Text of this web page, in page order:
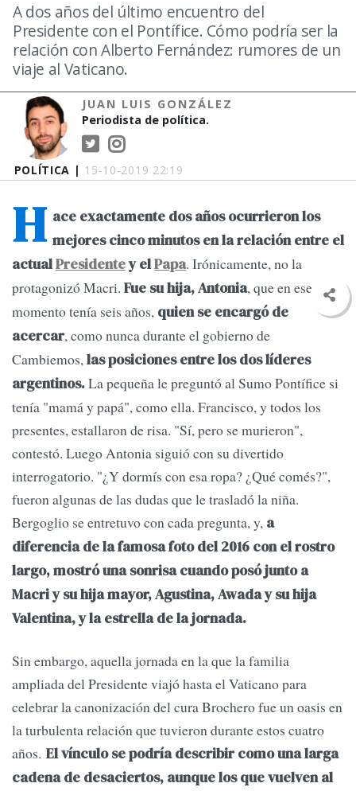
POLÍTICA | 15-10-2019 22:19
A dos años del último encuentro del
Presidente con el Pontífice. Cómo podría ser la
relación con Alberto Fernández: rumores de un
viaje al Vaticano.
JUAN LUIS GONZÁLEZ
Periodista de política.
H ace exactamente dos años ocurrieron los
mejores cinco minutos en la relación entre el
actualPresidentey elPapa. Irónicamente, no la
protagonizó Macri. Fue su hija, Antonia, que en ese
momento tenía seis años, quien se encargó de
acercar, como nunca durante el gobierno de
Cambiemos,las posiciones entre los dos líderes
argentinos.La pequeña le preguntó al Sumo Pontífice si
tenía "mamá y papá", como ella. Francisco, y todos los
presentes, estallaron de risa. "Sí, pero se murieron",
contestó. Luego Antonia siguió con su divertido
interrogatorio. "¿Y dormís con esa ropa? ¿Qué comés?",
fueron algunas de las dudas que le trasladó la niña.
Bergoglio se entretuvo con cada pregunta, y, a
diferencia de la famosa foto del 2016 con el rostro
largo, mostró una sonrisa cuando posó junto a
Macri y su hija mayor, Agustina, Awada y su hija
Valentina, y la estrella de la jornada.
Sin embargo, aquella jornada en la que la familia
ampliada del Presidente viajó hasta el Vaticano para
celebrar la canonización del cura Brochero fue un oasis en
la turbulenta relación que tuvieron durante estos cuatro
años. El vínculo se podría describir como una larga
cadena de desaciertos, aunque los que vuelven al